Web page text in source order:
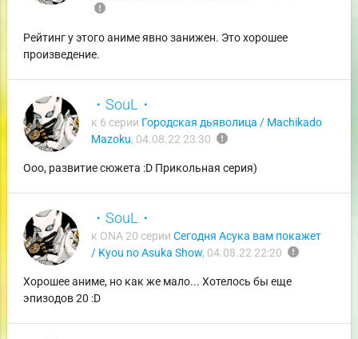
report
Рейтинг у этого аниме явно занижен. Это хорошее
произведение.
・SouL・
к 6 серии Городская дьяволица / Machikado
Mazoku, 04.08.22 23:30 report
Ооо, развитие сюжета :D Прикольная серия)
・SouL・
к ONA 20 серии Сегодня Асука вам покажет
/ Kyou no Asuka Show, 04.08.22 22:20 report
Хорошее аниме, но как же мало... Хотелось бы еще
эпизодов 20 :D